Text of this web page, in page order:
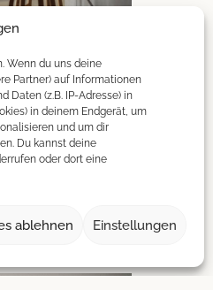
Wenn du uns deine
Partner) auf Informationen
Daten (z.B. IP-Adresse) in
in deinem Endgerät, um
und um dir
Du kannst deine
oder dort eine
ablehnen Einstellungen
cm
€